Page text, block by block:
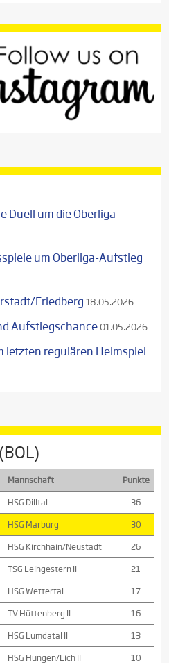
Duell um die Oberliga
um Oberliga-Aufstieg
Friedberg 18.05.2026
Aufstiegschance01.05.2026
letzten regulären Heimspiel
Mannschaft
Punkte
HSG Dilltal
36
HSG Marburg
30
HSG Kirchhain/Neustadt
26
TSG Leihgestern II
21
HSG Wettertal
17
TV Hüttenberg II
16
HSG Lumdatal II
13
HSG Hungen/Lich II 10